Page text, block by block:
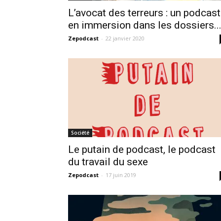
L’avocat des terreurs : un podcast
en immersion dans les dossiers...
Zepodcast - 22 janvier 2020
Société
Le putain de podcast, le podcast
du travail du sexe
Zepodcast - 17 juin 2019